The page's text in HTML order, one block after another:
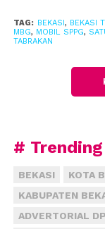
“Ini wajan
ditabrak,”
TAG: BEKASI, BEKASI
MBG, MOBIL SPPG,
TABRAKAN
#
BEKASI KOTA
KABUPATEN
ADVERTORIAL